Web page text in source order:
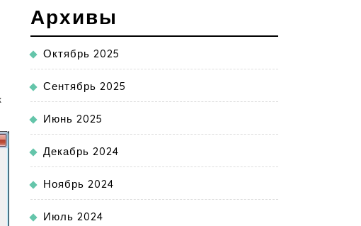
Архивы
Октябрь 2025
Сентябрь 2025
Июнь 2025
Декабрь 2024
Ноябрь 2024
Июль 2024